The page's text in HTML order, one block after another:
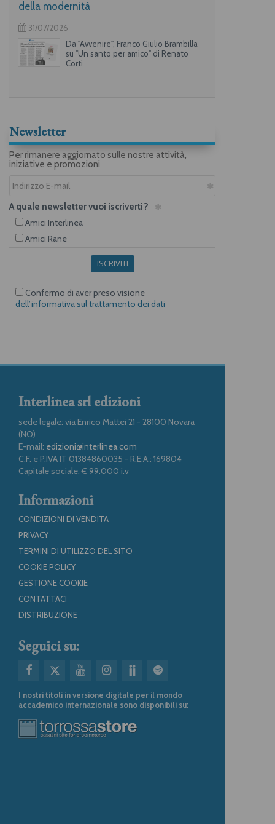
della modernità
31/07/2026
Da "Avvenire", Franco Giulio Brambilla
su "Un santo per amico" di Renato
Corti
Newsletter
Per rimanere aggiornato sulle nostre attività,
iniziative e promozioni
A quale newsletter vuoi iscriverti?
Amici Interlinea
Amici Rane
ISCRIVITI
Confermo di aver preso visione
dell’informativa sul trattamento dei dati
Interlinea srl edizioni
sede legale: via Enrico Mattei 21 - 28100 Novara
(NO)
E-mail: edizioni@interlinea.com
C.F. e P.IVA IT 01384860035 - R.E.A.: 169804
Capitale sociale: € 99.000 i.v
Informazioni
CONDIZIONI DI VENDITA
PRIVACY
TERMINI DI UTILIZZO DEL SITO
COOKIE POLICY
GESTIONE COOKIE
CONTATTACI
DISTRIBUZIONE
Seguici su:
I nostri titoli in versione digitale per il mondo
accademico internazionale sono disponibili su: